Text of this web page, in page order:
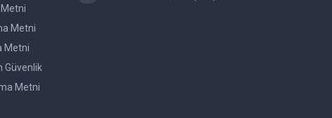
Metni
Metni
Metni
Güvenlik
Metni